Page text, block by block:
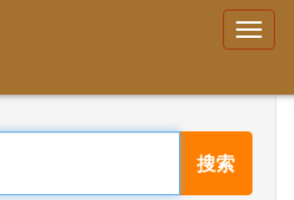
搜索